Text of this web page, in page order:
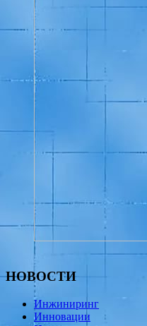
НОВОСТИ
Инжиниринг
Инновации